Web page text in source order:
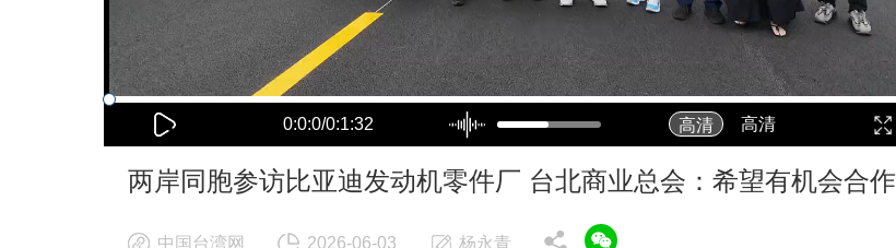
0:0:0/0:1:32 高清 高清
屏
两岸同胞参访比亚迪发动机零件厂 台北商业总会：希望有机会合作
中国台湾网 2026-06-03 杨永青